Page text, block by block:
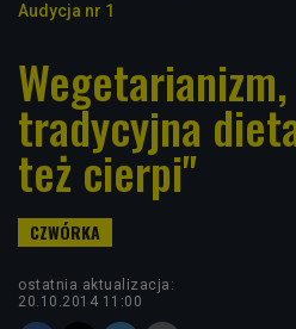
Audycja nr 1
tradycyjna
też cierpi"
ostatnia aktualizacja:
20.10.2014 11:00